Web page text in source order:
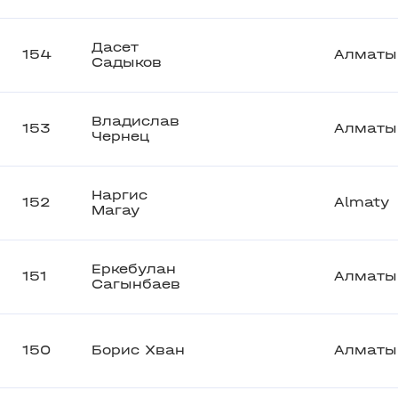
154
Дасет
Садыков
Алматы
153
Владислав
Чернец
Алматы
152
Наргис
Магау
Almaty
151
Еркебулан
Сагынбаев
Алматы
150 Борис Хван Алматы